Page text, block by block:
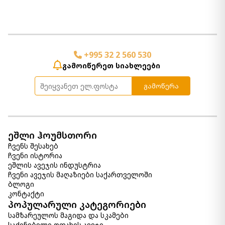
საათი Gilover
790.00 ₾
Item: A8010386
1 450.00 ₾
კედლის დეკორი Dhruv
ფერი:Multi
+995 32 2 560 530
გამოიწერეთ სიახლეები
გამოწერა
ეშლი ჰოუმსთორი
ჩვენს შესახებ
ჩვენი ისტორია
ეშლის ავეჯის ინდუსტრია
ჩვენი ავეჯის მაღაზიები საქართველოში
ბლოგი
კონტაქტი
პოპულარული კატეგორიები
სამზარეულოს მაგიდა და სკამები